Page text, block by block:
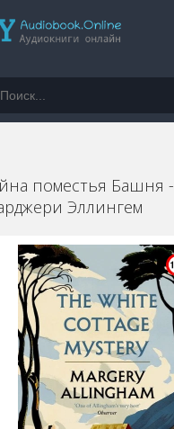
поместья Башня -
Эллингем